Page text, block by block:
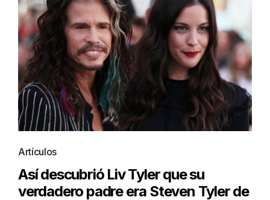
Artículos
Así descubrió Liv Tyler que su
verdadero padre era Steven Tyler de